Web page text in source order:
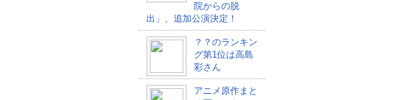
院からの脱
出」、追加公演決定！
？？のランキン
グ第1位は高島
彩さん
アニメ原作まと